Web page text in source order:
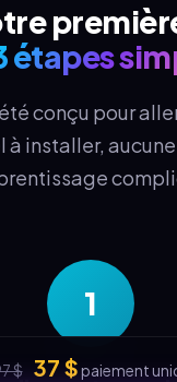
étapes
conçu pour
à installer,
1
$ 37 $paiement